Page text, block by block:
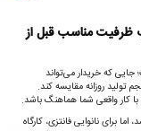
ظرفیت مناسب قبل از
جایی که خریدار می‌تواند
روزانه مقایسه کند.
کار واقعی شما هماهنگ باشد.
باشد، اما برای نانوایی فانتزی، کارگاه